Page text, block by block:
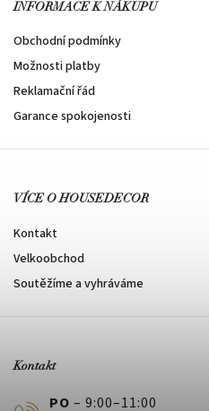
INFORMACE K NÁKUPU
Obchodní podmínky
Možnosti platby
Reklamační řád
Garance spokojenosti
VÍCE O HOUSEDECOR
Kontakt
Velkoobchod
Soutěžíme a vyhráváme
Kontakt
PO – 9:00–11:00